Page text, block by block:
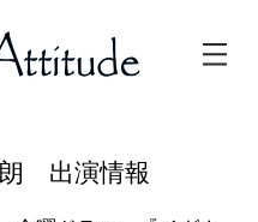
出演情報